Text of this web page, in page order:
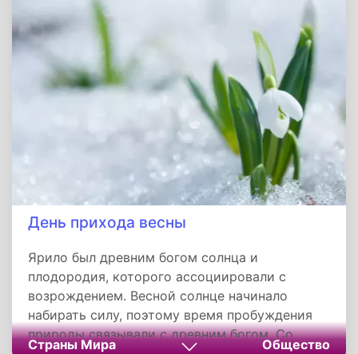
переломным для зимы.
День прихода весны
Ярило был древним богом солнца и
плодородия, которого ассоциировали с
возрождением. Весной солнце начинало
набирать силу, поэтому время пробуждения
природы связывали с древним богом. Со
Страны Мира Общество